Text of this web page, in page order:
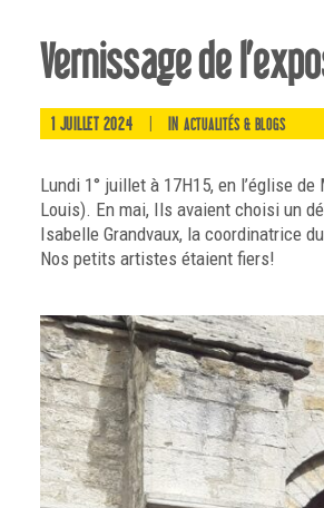
Vernissage de
1 JUILLET 2024 IN ACTUALITÉS & BLOGS
Lundi 1° juillet à 17H15, en l’église
Louis). En mai, Ils avaient choisi un
Isabelle Grandvaux, la coordinatrice
Nos petits artistes étaient fiers!